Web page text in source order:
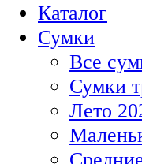
Каталог
Сумки
Все
Сумки
Лето